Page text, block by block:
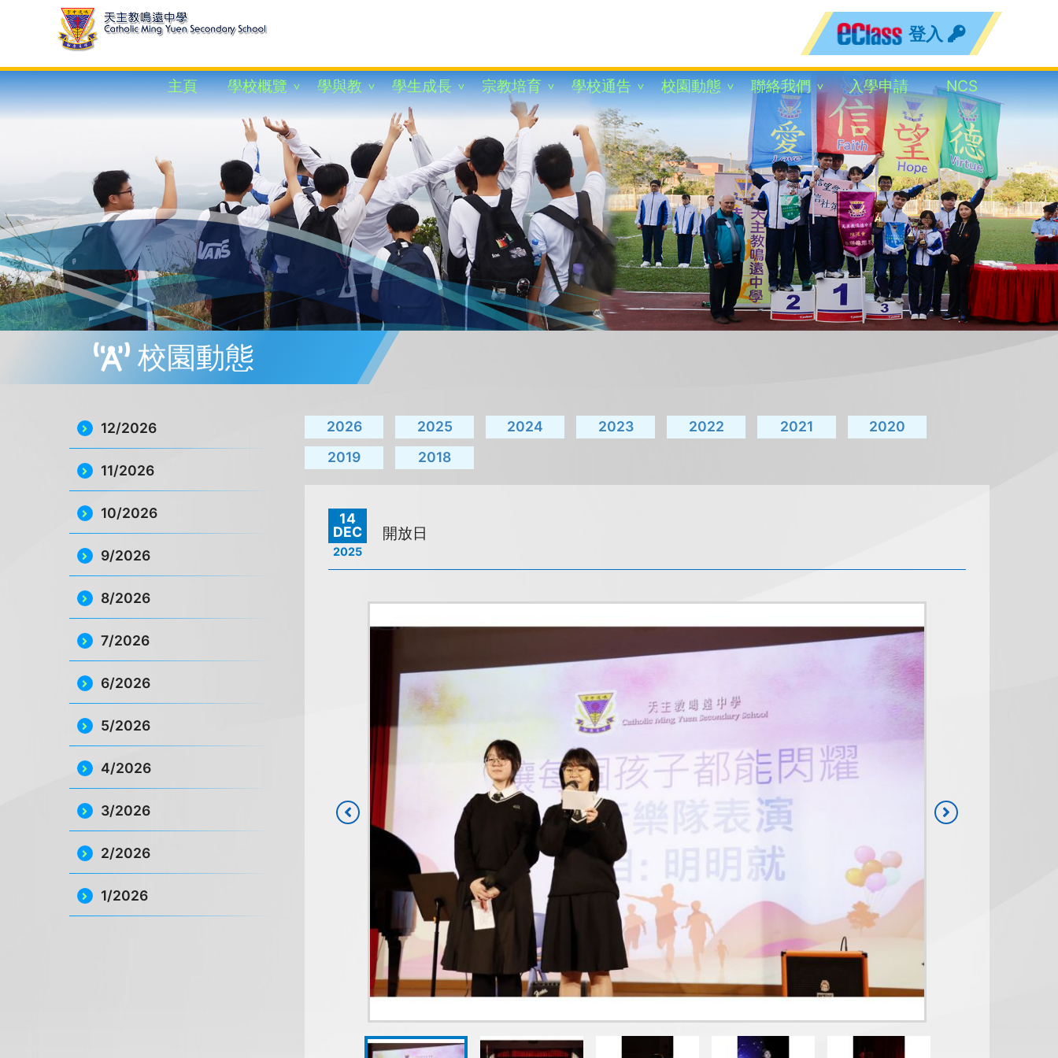
登入
主頁 學校概覽 學與教 學生成長 宗教培育 學校通告 校園動態 聯絡我們 入學申請 NCS
校園動態
12/2026
11/2026
10/2026
9/2026
8/2026
7/2026
6/2026
5/2026
4/2026
3/2026
2/2026
1/2026
2026 2025 2024 2023 2022 2021
2020
2019
2018
14
DEC
2025
開放日